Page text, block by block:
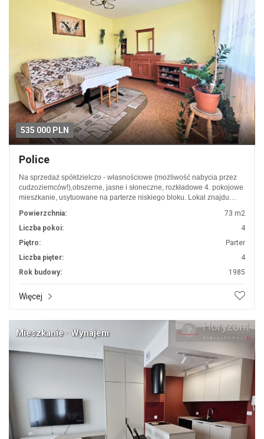
535 000 PLN
Police
Na sprzedaż spółdzielczo - własnościowe (możliwość nabycia przez
cudzoziemców!),obszerne, jasne i słoneczne, rozkładowe 4. pokojowe
mieszkanie, usytuowane na parterze niskiego bloku. Lokal znajdu…
Powierzchnia:
73 m2
Liczba pokoi:
4
Piętro:
Parter
Liczba pięter:
4
Rok budowy:
1985
Więcej
Mieszkanie · Wynajem